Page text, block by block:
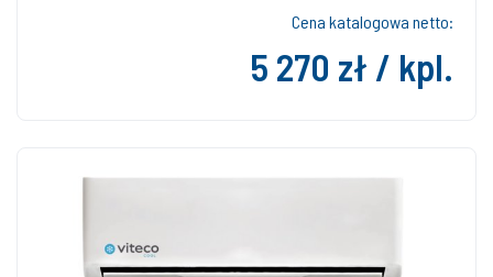
Cena katalogowa netto:
5 270 zł / kpl.